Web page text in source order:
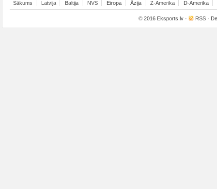
Sākums Latvija Baltija NVS Eiropa Āzija Z-Amerika D-Amerika
© 2016 Eksports.lv · RSS ·